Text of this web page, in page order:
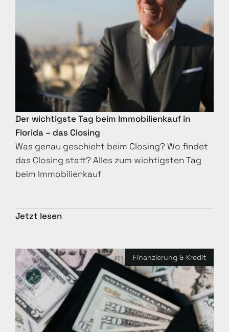
Der wichtigste Tag beim Immobilienkauf in
Florida – das Closing
Was genau geschieht beim Closing? Wo findet
das Closing statt? Alles zum wichtigsten Tag
beim Immobilienkauf
Jetzt lesen
Finanzierung & Kredit